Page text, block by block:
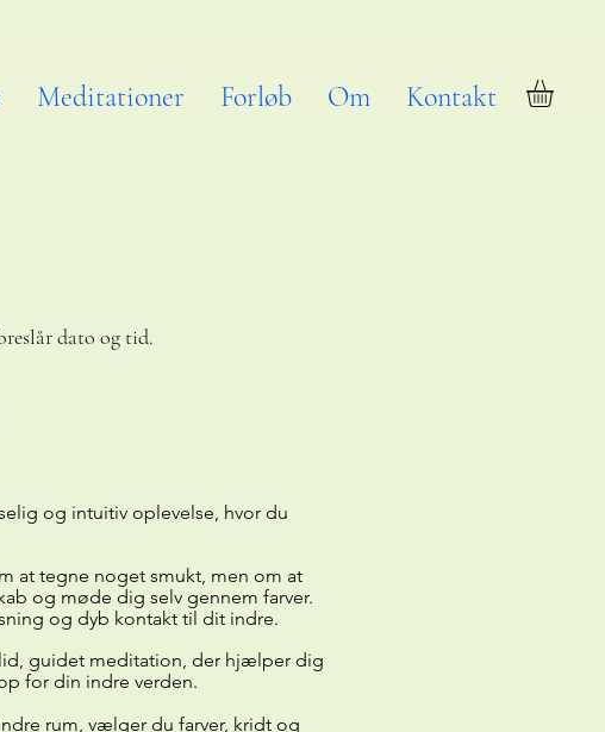
Meditationer Forløb Om Kontakt
dato og tid.
og intuitiv oplevelse, hvor du
at tegne noget smukt, men om at
og møde dig selv gennem farver.
og dyb kontakt til dit indre.
guidet meditation, der hjælper dig
for din indre verden.
rum, vælger du farver, kridt og